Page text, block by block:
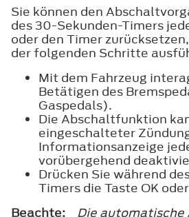
Sie können den
des 30-Sekunden-Timers
oder den Timer
der folgenden Schritte
Mit dem Fahrzeug
Betätigen des
Gaspedals).
Die Abschaltfunktion
eingeschalteter
Informationsanzeige
vorübergehend
Drücken Sie während
Timers die Taste OK oder
Beachte:
Die automatische